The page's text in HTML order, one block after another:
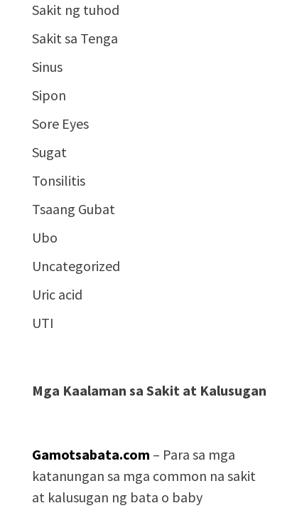
Sakit ng tuhod
Sakit sa Tenga
Sinus
Sipon
Sore Eyes
Sugat
Tonsilitis
Tsaang Gubat
Ubo
Uncategorized
Uric acid
UTI
Mga Kaalaman sa Sakit at Kalusugan
Gamotsabata.com – Para sa mga
katanungan sa mga common na sakit
at kalusugan ng bata o baby